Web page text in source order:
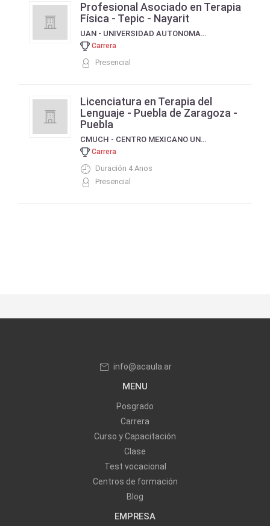
Profesional Asociado en Terapia
Física - Tepic - Nayarit
UAN - UNIVERSIDAD AUTONOMA DE NAYARIT
Carrera
Presencial
Licenciatura en Terapia del
Lenguaje - Puebla de Zaragoza -
Puebla
CMUCH - CENTRO MEXICANO UNIVERSITARIO DE CIENCIAS Y HUMANIDADES
Carrera
Duración 4 Anos
Presencial
info@acaula.ar
MENU
Posgrado
Carrera
Curso y Capacitación
Clase
Test vocacional
Centros de formación
Blog
EMPRESA